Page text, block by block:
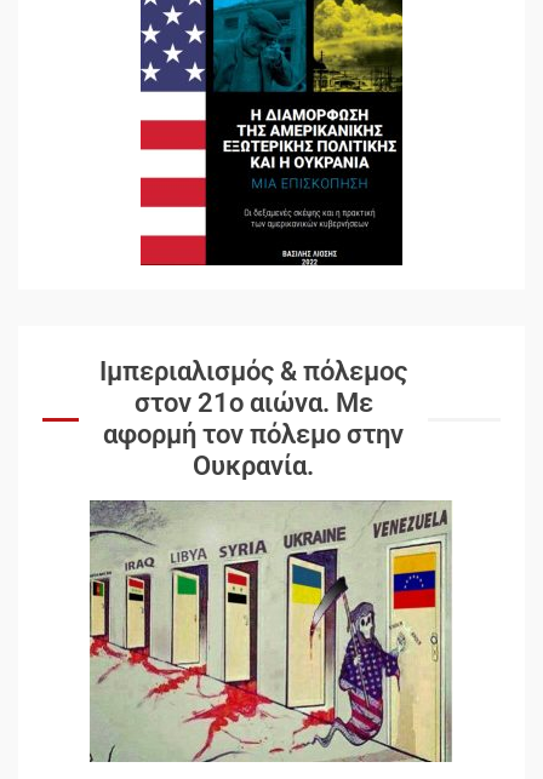
Ιμπεριαλισμός & πόλεμος
στον 21ο αιώνα. Mε
αφορμή τον πόλεμο στην
Ουκρανία.